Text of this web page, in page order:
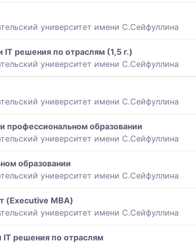
университет имени С.Сейфуллина
решения по отраслям (1,5 г.)
университет имени С.Сейфуллина
университет имени С.Сейфуллина
профессиональном образовании
университет имени С.Сейфуллина
образовании
университет имени С.Сейфуллина
(Executive MBA)
университет имени С.Сейфуллина
решения по отраслям